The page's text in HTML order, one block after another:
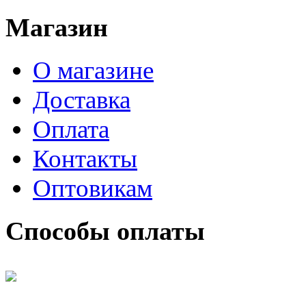
Магазин
О магазине
Доставка
Оплата
Контакты
Оптовикам
Способы оплаты